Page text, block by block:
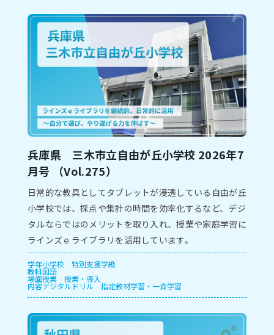
兵庫県 三木市⽴自由が丘小学校 2026年7
⽉号 （Vol.275）
⽇常的な教具としてタブレットが浸透している⾃由が丘
⼩学校では、採点や集計の時間を効率化するなど、デジ
タルならではのメリットを取り⼊れ、授業や家庭学習に
ラインズｅライブラリを活⽤しています。
学年小学校 特別支援学級
教科国語
場面授業 授業・導入
内容デジタルドリル 指定教材学習・一斉学習